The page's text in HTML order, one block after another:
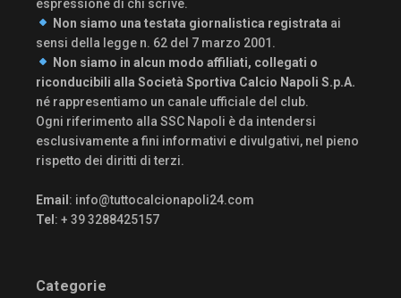
espressione di chi scrive.
Non siamo una testata giornalistica registrata ai
sensi della legge n. 62 del 7 marzo 2001.
Non siamo in alcun modo affiliati, collegati o
riconducibili alla Società Sportiva Calcio Napoli S.p.A.
né rappresentiamo un canale ufficiale del club.
Ogni riferimento alla SSC Napoli è da intendersi
esclusivamente a fini informativi e divulgativi, nel pieno
rispetto dei diritti di terzi.
Email: info@tuttocalcionapoli24.com
Tel: + 39 3288425157
Categorie